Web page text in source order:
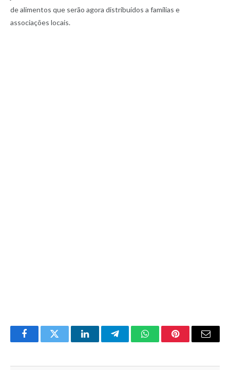
de alimentos que serão agora distribuídos a famílias e
associações locais.
FacebookTwitter LinkedInTelegramWhatsAppPinterestEmail